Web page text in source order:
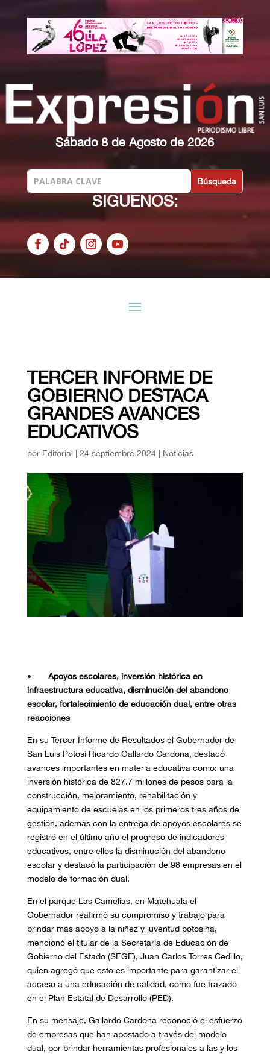
Sábado 8 de Agosto de 2026
SIGUENOS:
TERCER INFORME DE
GOBIERNO DESTACA
GRANDES AVANCES
EDUCATIVOS
por Editorial| 24 septiembre 2024| Noticias
• Apoyos escolares, inversión histórica en
infraestructura educativa, disminución del abandono
escolar, fortalecimiento de educación dual, entre otras
reacciones
En su Tercer Informe de Resultados el Gobernador de
San Luis Potosí Ricardo Gallardo Cardona, destacó
avances importantes en materia educativa como: una
inversión histórica de 827.7 millones de pesos para la
construcción, mejoramiento, rehabilitación y
equipamiento de escuelas en los primeros tres años de
gestión, además con la entrega de apoyos escolares se
registró en el último año el progreso de indicadores
educativos, entre ellos la disminución del abandono
escolar y destacó la participación de 98 empresas en el
modelo de formación dual.
En el parque Las Camelias, en Matehuala el
Gobernador reafirmó su compromiso y trabajo para
brindar más apoyo a la niñez y juventud potosina,
mencionó el titular de la Secretaría de Educación de
Gobierno del Estado (SEGE), Juan Carlos Torres Cedillo,
quien agregó que esto es importante para garantizar el
acceso a una educación de calidad, como fue trazado
en el Plan Estatal de Desarrollo (PED).
En su mensaje, Gallardo Cardona reconoció el esfuerzo
de empresas que han apostado a través del modelo
dual, por brindar herramientas profesionales a las y los